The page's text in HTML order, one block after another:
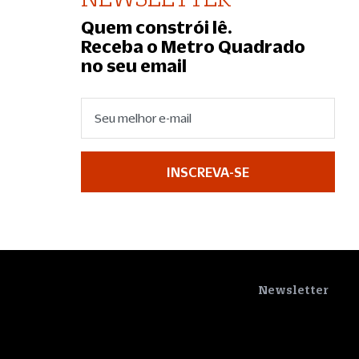
Quem constrói lê.
Receba o Metro Quadrado
no seu email
INSCREVA-SE
Newsletter